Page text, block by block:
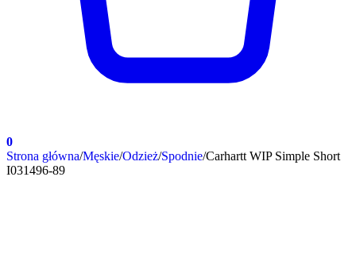
0
Strona główna/Męskie/Odzież/Spodnie/Carhartt WIP Simple Short
I031496-89